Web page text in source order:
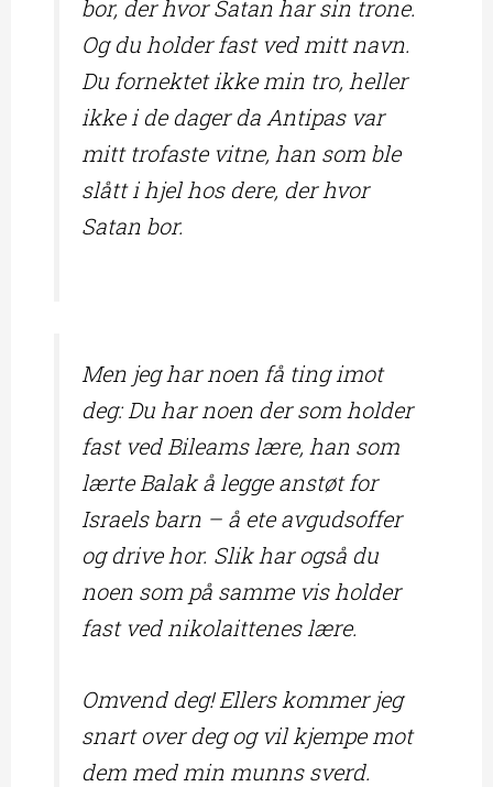
bor, der hvor Satan har sin trone.
Og du holder fast ved mitt navn.
Du fornektet ikke min tro, heller
ikke i de dager da Antipas var
mitt trofaste vitne, han som ble
slått i hjel hos dere, der hvor
Satan bor.
Men jeg har noen få ting imot
deg: Du har noen der som holder
fast ved Bileams lære, han som
lærte Balak å legge anstøt for
Israels barn – å ete avgudsoffer
og drive hor. Slik har også du
noen som på samme vis holder
fast ved nikolaittenes lære.
Omvend deg! Ellers kommer jeg
snart over deg og vil kjempe mot
dem med min munns sverd.